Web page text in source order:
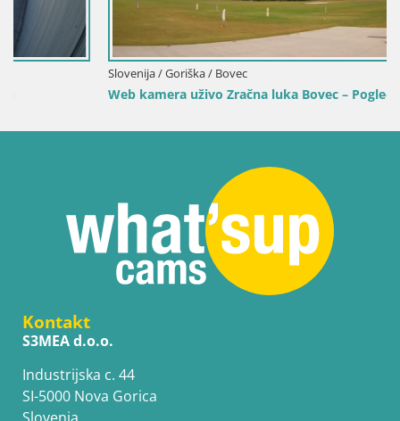
Slovenija / Goriška / Bovec
Web kamera uživo Zračna luka Bovec – Pogled na Kanin
Kontakt
S3MEA d.o.o.
Industrijska c. 44
SI-5000 Nova Gorica